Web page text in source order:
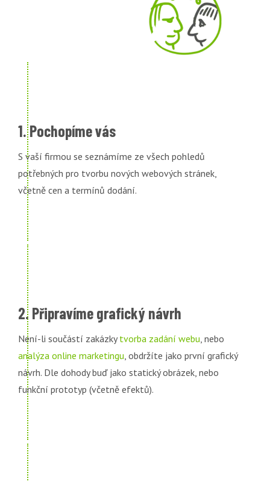
1. Pochopíme vás
S vaší firmou se seznámíme ze všech pohledů
potřebných pro tvorbu nových webových stránek,
včetně cen a termínů dodání.
2. Připravíme grafický návrh
Není-li součástí zakázkytvorba zadání webu, nebo
analýza online marketingu, obdržíte jako první grafický
návrh. Dle dohody buď jako statický obrázek, nebo
funkční prototyp (včetně efektů).